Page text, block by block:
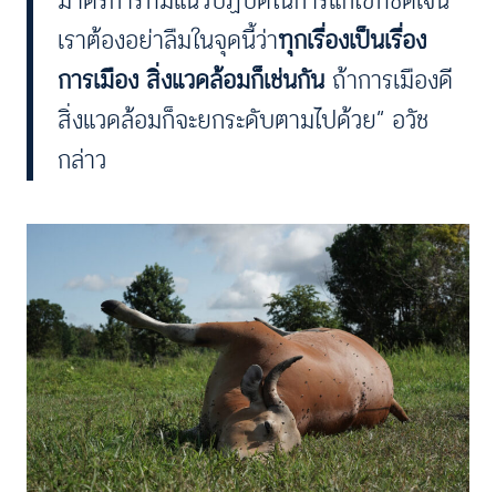
เราต้องอย่าลืมในจุดนี้ว่าทุกเรื่องเป็นเรื่อง
การเมือง สิ่งแวดล้อมก็เช่นกัน ถ้าการเมืองดี
สิ่งแวดล้อมก็จะยกระดับตามไปด้วย” อวัช
กล่าว